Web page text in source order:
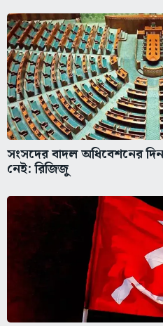
সংসদের বাদল অধিবেশনের
নেই: রিজিজু